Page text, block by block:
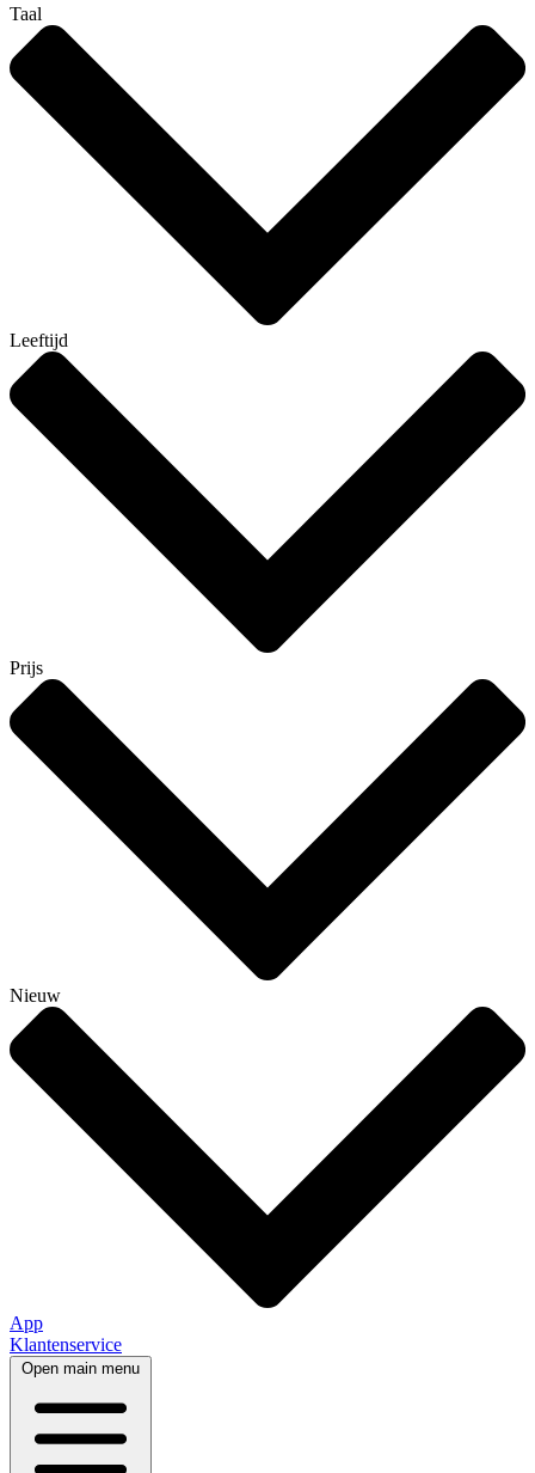
Taal
Leeftijd
Prijs
Nieuw
App
Klantenservice
Open main menu